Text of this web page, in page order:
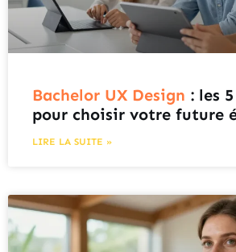
Bachelor UX Design : les
pour choisir votre future
LIRE LA SUITE »